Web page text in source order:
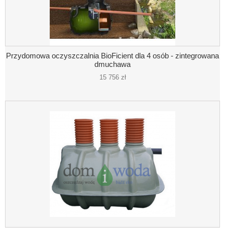
Przydomowa oczyszczalnia BioFicient dla 4 osób - zintegrowana
dmuchawa
15 756 zł